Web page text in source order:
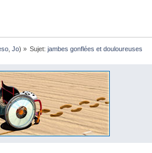
, Jo) » Sujet:jambes gonflées et douloureuses